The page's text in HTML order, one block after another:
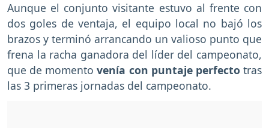
Aunque el conjunto visitante estuvo al frente con
dos goles de ventaja, el equipo local no bajó los
brazos y terminó arrancando un valioso punto que
frena la racha ganadora del líder del campeonato,
que de momento venía con puntaje perfecto tras
las 3 primeras jornadas del campeonato.